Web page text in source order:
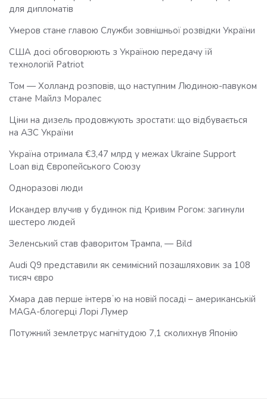
для дипломатів
Умеров стане главою Служби зовнішньої розвідки України
США досі обговорюють з Україною передачу їй
технологій Patriot
Том — Холланд розповів, що наступним Людиною-павуком
стане Майлз Моралес
Ціни на дизель продовжують зростати: що відбувається
на АЗС України
Україна отримала €3,47 млрд у межах Ukraine Support
Loan від Європейського Союзу
Одноразові люди
Искандер влучив у будинок під Кривим Рогом: загинули
шестеро людей
Зеленський став фаворитом Трампа, — Bild
Audi Q9 представили як семимісний позашляховик за 108
тисяч євро
Хмара дав перше інтервʼю на новій посаді – американській
MAGA-блогерці Лорі Лумер
Потужний землетрус магнітудою 7,1 сколихнув Японію